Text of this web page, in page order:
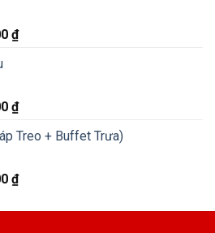
₫
₫
Treo + Buffet Trưa)
₫